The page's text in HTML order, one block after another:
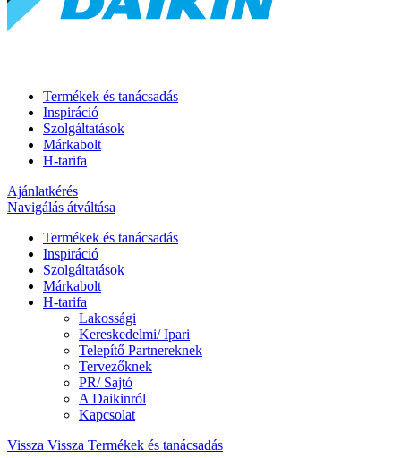
Termékek és tanácsadás
Inspiráció
Szolgáltatások
Márkabolt
H-tarifa
Ajánlatkérés
Navigálás átváltása
Termékek és tanácsadás
Inspiráció
Szolgáltatások
Márkabolt
H-tarifa
Lakossági
Kereskedelmi/ Ipari
Telepítő Partnereknek
Tervezőknek
PR/ Sajtó
A Daikinról
Kapcsolat
Vissza Vissza Termékek és tanácsadás